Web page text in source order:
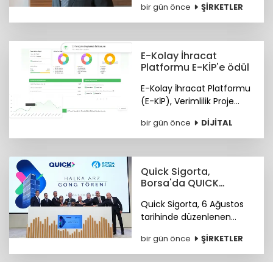
yükseldi. Petrol Ofisi
Grubu, yurt içi toplam
zirvede kapattı.
bir gün önce ŞİRKETLER
E-Kolay İhracat
Platformu E-KİP'e ödül
E-Kolay İhracat Platformu
(E-KİP), Verimlilik Proje
Dönüşüm" kategorisinde
birincilik ödülüne layık
bir gün önce DİJİTAL
Quick Sigorta,
Borsa'da QUICK
görmeye başladı
Quick Sigorta, 6 Ağustos
tarihinde düzenlenen
işlem koduyla Borsa
İstanbul’da işlem görmeye
bir gün önce ŞİRKETLER